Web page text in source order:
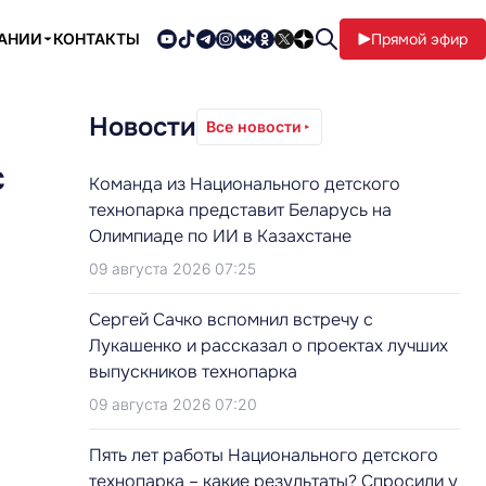
КОНТАКТЫ Прямой эфир
Новости Все новости
Команда из Национального детского
технопарка представит Беларусь на
Олимпиаде по ИИ в Казахстане
09 августа 2026 07:25
Сергей Сачко вспомнил встречу с
Лукашенко и рассказал о проектах лучших
выпускников технопарка
09 августа 2026 07:20
Пять лет работы Национального детского
технопарка – какие результаты? Спросили у